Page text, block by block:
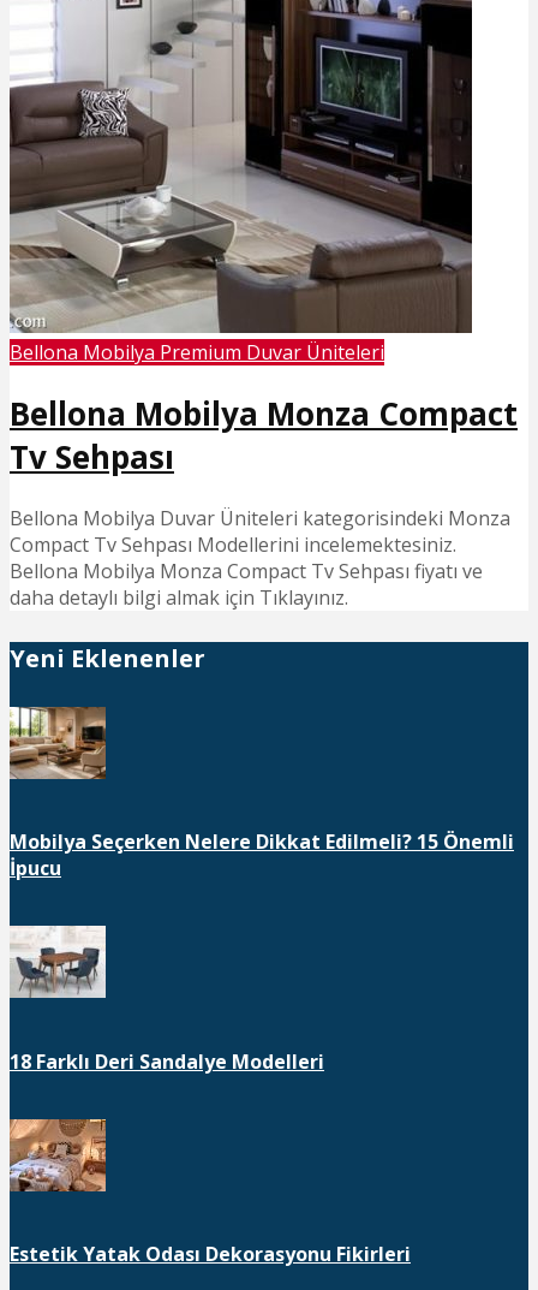
Bellona Mobilya Premium Duvar Üniteleri
Bellona Mobilya Monza Compact
Tv Sehpası
Bellona Mobilya Duvar Üniteleri kategorisindeki Monza
Compact Tv Sehpası Modellerini incelemektesiniz.
Bellona Mobilya Monza Compact Tv Sehpası fiyatı ve
daha detaylı bilgi almak için Tıklayınız.
Yeni Eklenenler
Mobilya Seçerken Nelere Dikkat Edilmeli? 15 Önemli
İpucu
18 Farklı Deri Sandalye Modelleri
Estetik Yatak Odası Dekorasyonu Fikirleri